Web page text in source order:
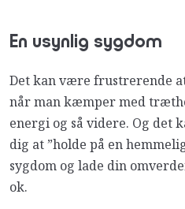
En usynlig sygdom
Det kan være frustrerende
når man kæmper med
energi og så videre. Og det
dig at ”holde på en
sygdom og lade din
ok.